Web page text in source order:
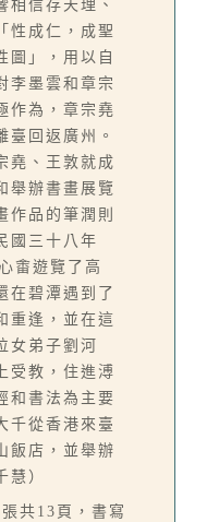
相信存天理、
性成仁，成聖
圖」，用以自
李墨雲和章宗
作為，章宗堯
臺回返廣州。
堯、王敦就成
舉辦書畫展覽
作品的筆潤則
國三十八年
畬遊覽了高
在碧潭遇到了
重逢，並在這
女弟子劉河
受教，住進溥
和書法為主要
千從香港來臺
飯店，並舉辦
慧）
共13頁，書寫